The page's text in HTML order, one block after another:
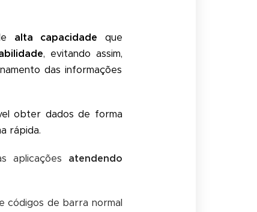
alta capacidade que
, evitando assim,
das informações
obter dados de forma
rápida.
aplicações atendendo
códigos de barra normal